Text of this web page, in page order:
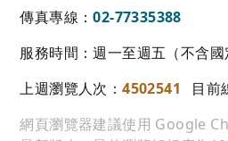
傳真專線：02-77335388
服務時間：週一至週五（不含
上週瀏覽人次：4502541 目前
網頁瀏覽器建議使用 Google